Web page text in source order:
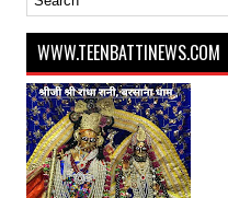
WWW.TEENBATTINEWS.COM